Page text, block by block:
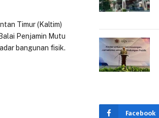
Timur (Kaltim)
Penjamin Mutu
bangunan fisik.
Facebook